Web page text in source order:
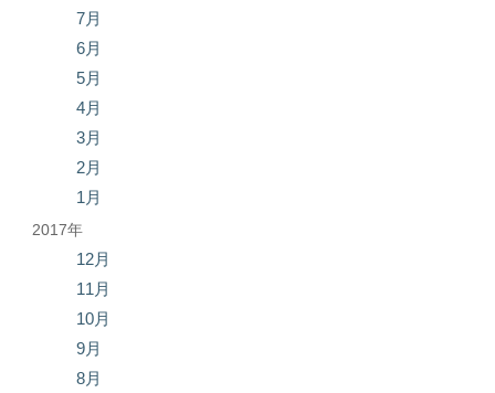
7月
6月
5月
4月
3月
2月
1月
2017年
12月
11月
10月
9月
8月